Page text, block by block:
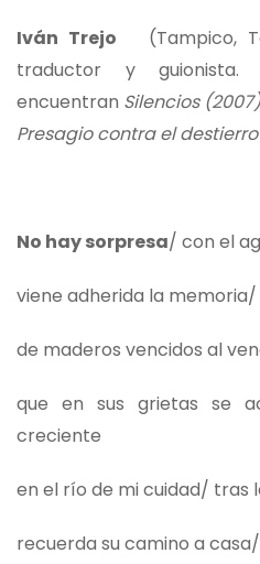
Iván Trejo (Tampico,
traductor y
encuentran Silencios
Presagio contra el
No hay sorpresa/ con el
viene adherida la
de maderos vencidos al
que en sus grietas se
creciente
en el río de mi cuidad/ tras
recuerda su camino a